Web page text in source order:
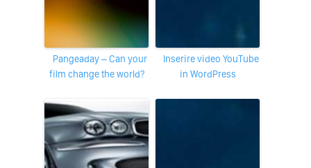
Pangeaday – Can your
film change the world?
Inserire video YouTube
in WordPress